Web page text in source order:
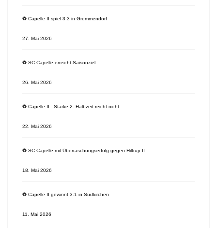
⚽️ Capelle II spiel 3:3 in Gremmendorf
27. Mai 2026
⚽️ SC Capelle erreicht Saisonziel
26. Mai 2026
⚽️ Capelle II - Starke 2. Halbzeit reicht nicht
22. Mai 2026
⚽️ SC Capelle mit Überraschungserfolg gegen Hiltrup II
18. Mai 2026
⚽️ Capelle II gewinnt 3:1 in Südkirchen
11. Mai 2026